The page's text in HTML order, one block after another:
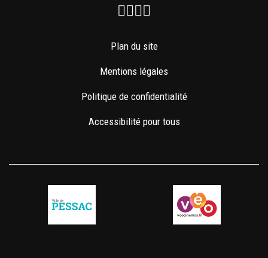
Facebook
Instagram
Youtube
Plan du site
Mentions légales
Politique de confidentialité
Accessibilité pour tous